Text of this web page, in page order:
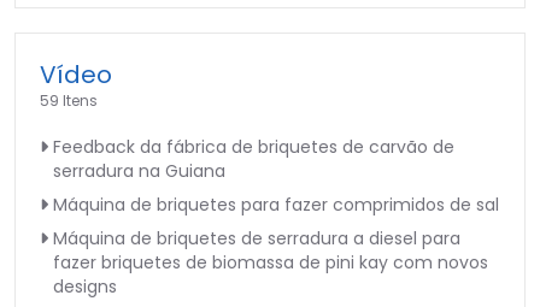
Vídeo
59 Itens
Feedback da fábrica de briquetes de carvão de
serradura na Guiana
Máquina de briquetes para fazer comprimidos de sal
Máquina de briquetes de serradura a diesel para
fazer briquetes de biomassa de pini kay com novos
designs